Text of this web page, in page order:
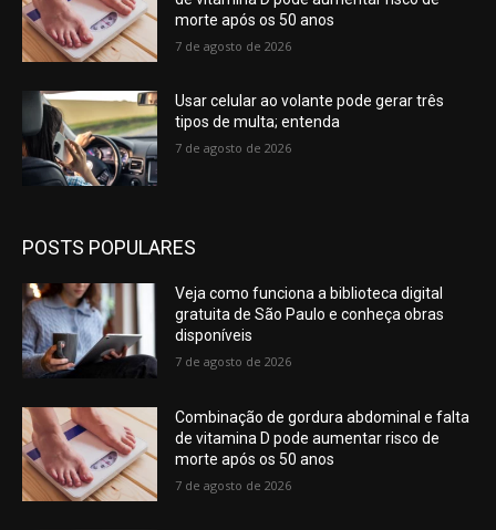
morte após os 50 anos
7 de agosto de 2026
Usar celular ao volante pode gerar três
tipos de multa; entenda
7 de agosto de 2026
POSTS POPULARES
Veja como funciona a biblioteca digital
gratuita de São Paulo e conheça obras
disponíveis
7 de agosto de 2026
Combinação de gordura abdominal e falta
de vitamina D pode aumentar risco de
morte após os 50 anos
7 de agosto de 2026